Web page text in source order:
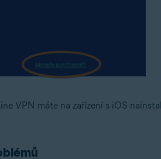
VPN máte na zařízení s iOS